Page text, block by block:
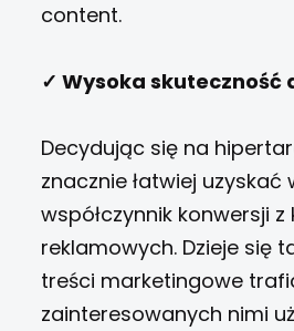
content.
✓ Wysoka skuteczność
Decydując się na
znacznie łatwiej uzyskać
współczynnik konwersji
reklamowych. Dzieje się
treści marketingowe
zainteresowanych nimi